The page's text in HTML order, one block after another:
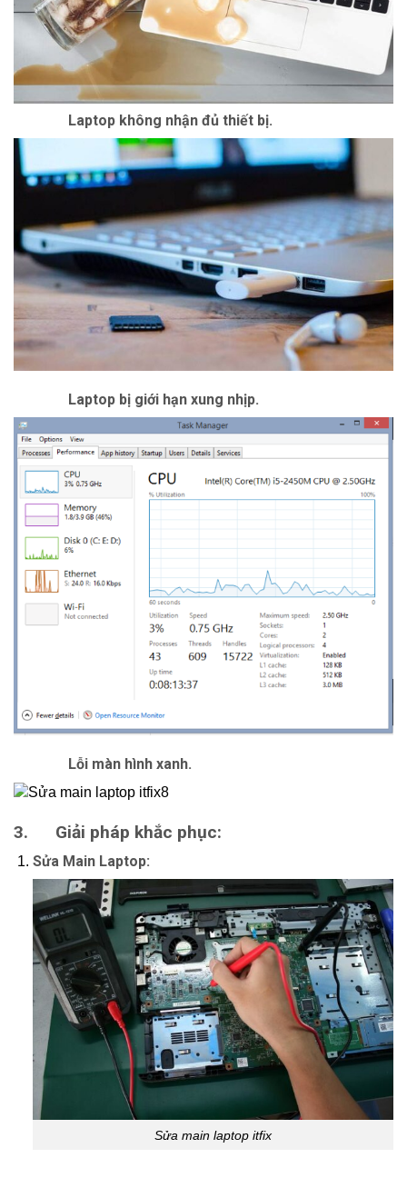
Laptop không nhận đủ thiết bị.
Laptop bị giới hạn xung nhịp.
Lỗi màn hình xanh.
3. Giải pháp khắc phục:
Sửa Main Laptop:
Sửa main laptop itfix